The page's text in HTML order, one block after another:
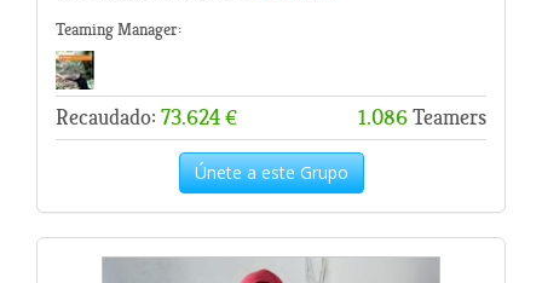
Teaming Manager:
Recaudado: 73.624 € 1.086Teamers
Únete a este Grupo